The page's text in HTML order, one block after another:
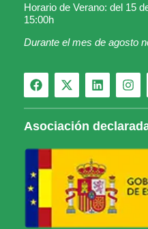
Horario de Verano: del 15
15:00h
Durante el mes de agosto
Asociación